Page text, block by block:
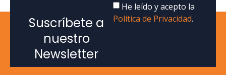
Suscríbete a
nuestro
Newsletter
He leído y acepto la
Política de Privacidad.